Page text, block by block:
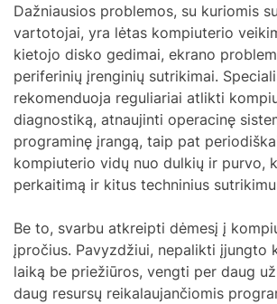
Dažniausios problemos, su kuriomis
vartotojai, yra lėtas kompiuterio
kietojo disko gedimai, ekrano
periferinių įrenginių sutrikimai.
rekomenduoja reguliariai atlikti
diagnostiką, atnaujinti operacinę
programinę įrangą, taip pat
kompiuterio vidų nuo dulkių ir purvo,
perkaitimą ir kitus techninius
Be to, svarbu atkreipti dėmesį į
įpročius. Pavyzdžiui, nepalikti įjungto
laiką be priežiūros, vengti per daug
daug resursų reikalaujančiomis